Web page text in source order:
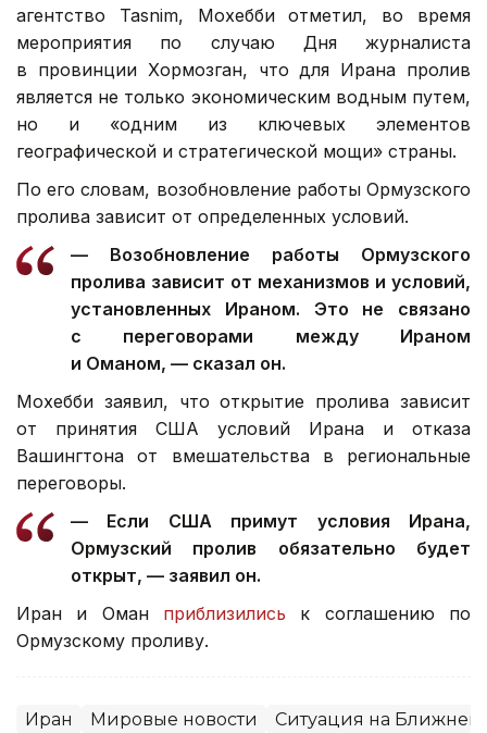
агентство Tasnim, Мохебби отметил, во время
мероприятия по случаю Дня журналиста
в провинции Хормозган, что для Ирана пролив
является не только экономическим водным путем,
но и «одним из ключевых элементов
географической и стратегической мощи» страны.
По его словам, возобновление работы Ормузского
пролива зависит от определенных условий.
— Возобновление работы Ормузского
пролива зависит от механизмов и условий,
установленных Ираном. Это не связано
с переговорами между Ираном
и Оманом, — сказал он.
Мохебби заявил, что открытие пролива зависит
от принятия США условий Ирана и отказа
Вашингтона от вмешательства в региональные
переговоры.
— Если США примут условия Ирана,
Ормузский пролив обязательно будет
открыт, — заявил он.
Иран и Оман приблизились к соглашению по
Ормузскому проливу.
Иран Мировые новости Ситуация на Ближнем